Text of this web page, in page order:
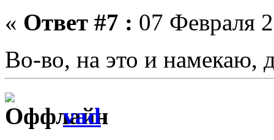
« Ответ #7 : 07 Февраля
Во-во, на это и намекаю,
vad